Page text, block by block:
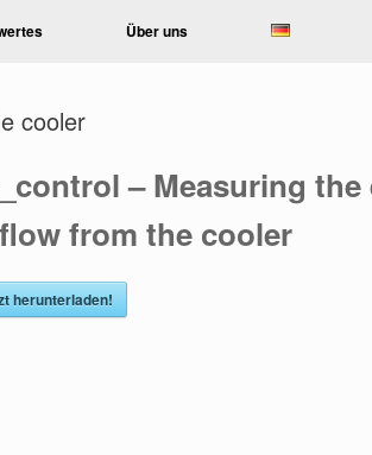
Über uns
cooler
– Measuring the
from the cooler
herunterladen!